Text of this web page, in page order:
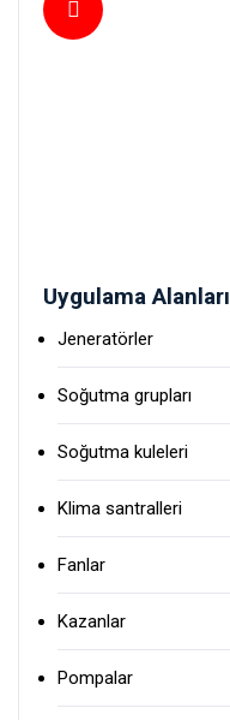
Uygulama Alanları
Jeneratörler
Soğutma grupları
Soğutma kuleleri
Klima santralleri
Fanlar
Kazanlar
Pompalar